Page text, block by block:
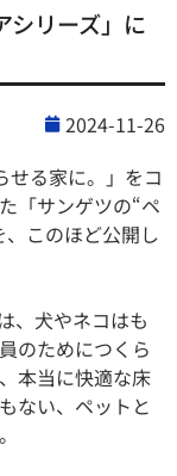
リーズ」に
2024-11-26
る家に。」をコ
「サンゲツの“ペ
このほど公開し
、犬やネコはも
のためにつくら
本当に快適な床
ない、ペットと